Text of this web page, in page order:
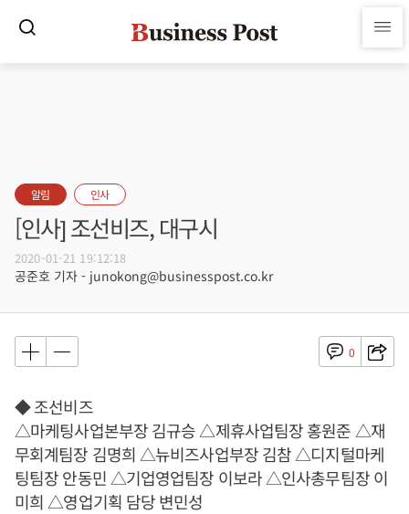
알림 인사
[인사] 조선비즈, 대구시
2020-01-21 19:12:18
공준호 기자 - junokong@businesspost.co.kr
0
◆ 조선비즈
△마케팅사업본부장 김규승 △제휴사업팀장 홍원준 △재
무회계팀장 김명희 △뉴비즈사업부장 김참 △디지털마케
팅팀장 안동민 △기업영업팀장 이보라 △인사총무팀장 이
미희 △영업기획 담당 변민성